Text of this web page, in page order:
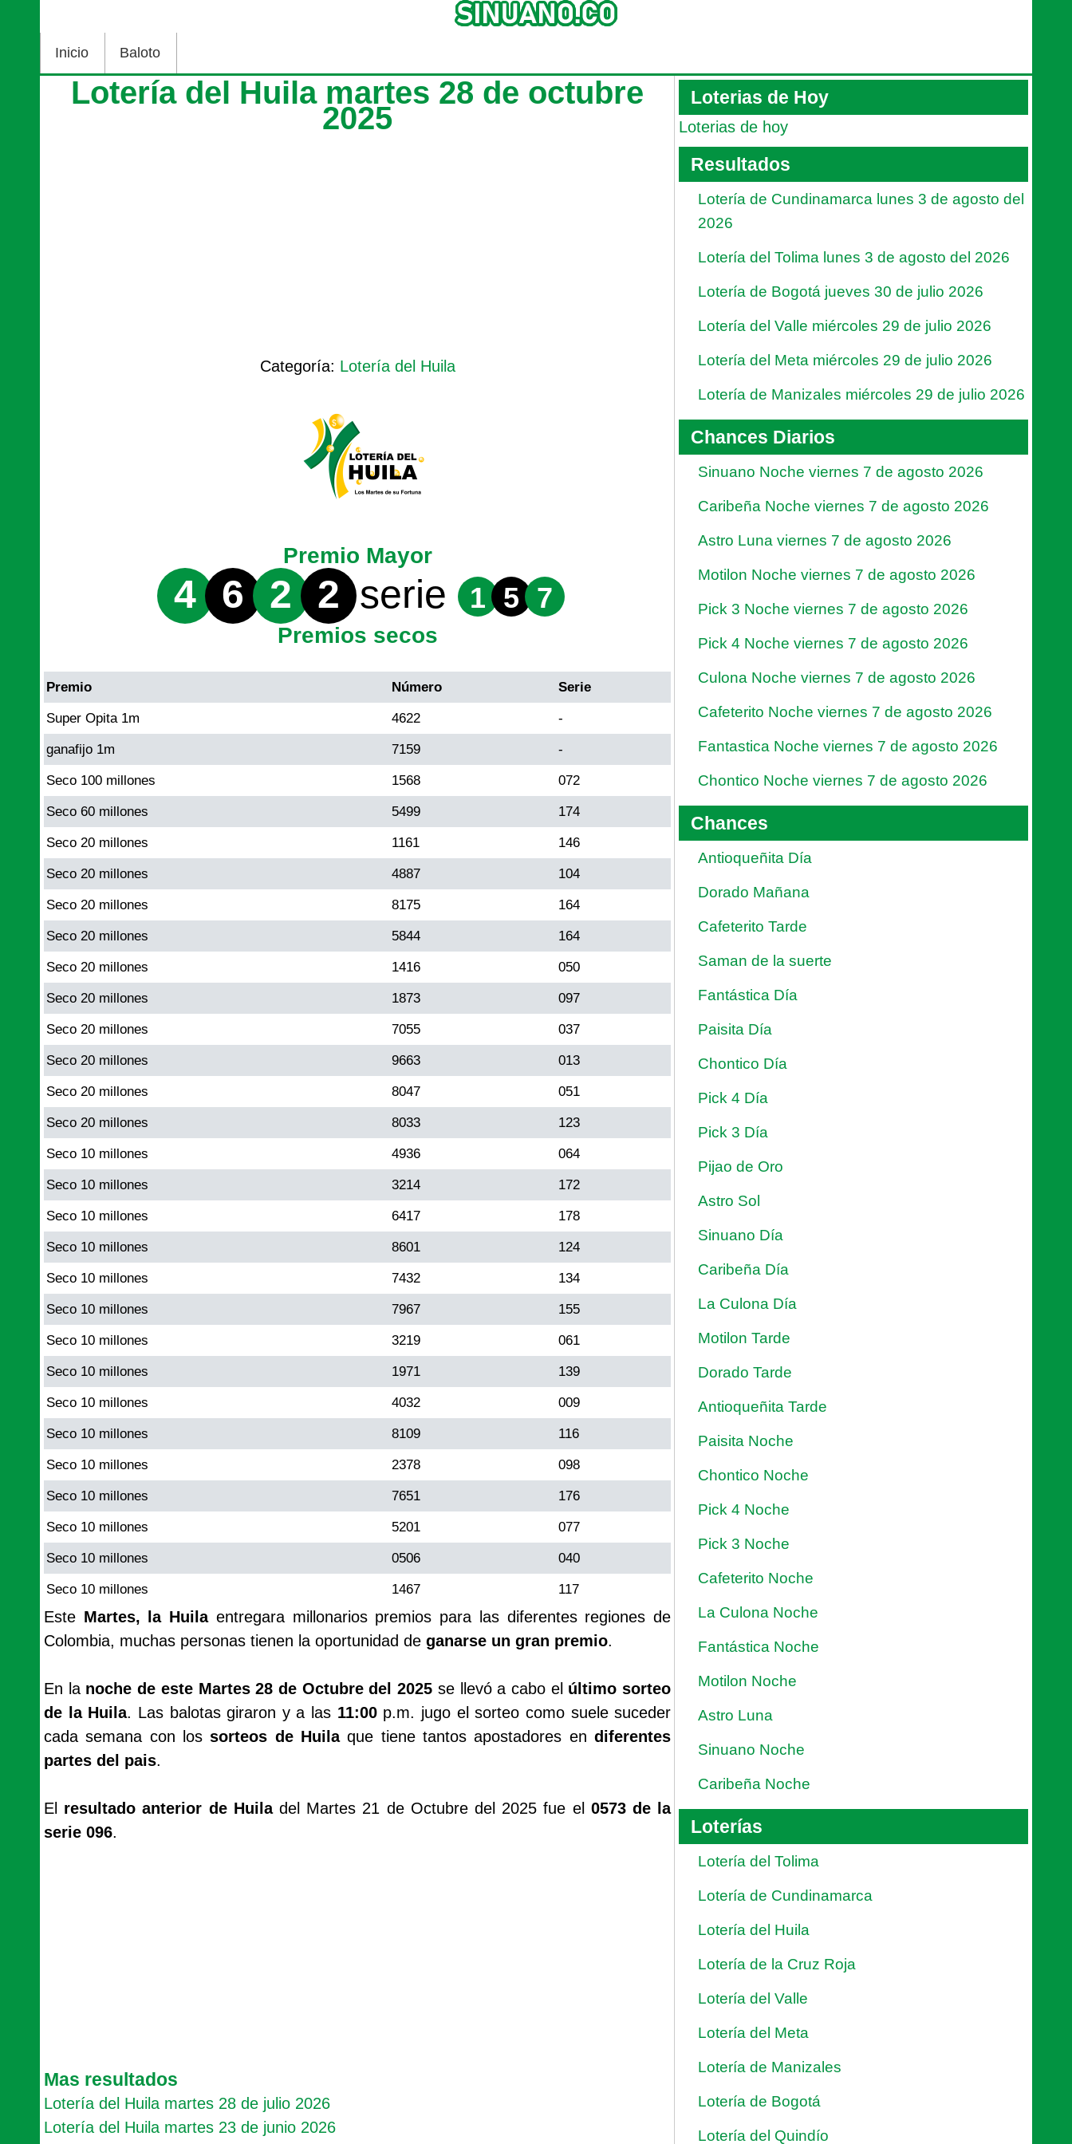
Inicio Baloto
Lotería del Huila martes 28 de octubre
2025
Categoría: Lotería del Huila
Premio Mayor
4 6 2 2 serie 1 5 7
Premios secos
Premio Número Serie
Super Opita 1m 4622 -
ganafijo 1m 7159 -
Seco 100 millones 1568 072
Seco 60 millones 5499 174
Seco 20 millones 1161 146
Seco 20 millones 4887 104
Seco 20 millones 8175 164
Seco 20 millones 5844 164
Seco 20 millones 1416 050
Seco 20 millones 1873 097
Seco 20 millones 7055 037
Seco 20 millones 9663 013
Seco 20 millones 8047 051
Seco 20 millones 8033 123
Seco 10 millones 4936 064
Seco 10 millones 3214 172
Seco 10 millones 6417 178
Seco 10 millones 8601 124
Seco 10 millones 7432 134
Seco 10 millones 7967 155
Seco 10 millones 3219 061
Seco 10 millones 1971 139
Seco 10 millones 4032 009
Seco 10 millones 8109 116
Seco 10 millones 2378 098
Seco 10 millones 7651 176
Seco 10 millones 5201 077
Seco 10 millones 0506 040
Seco 10 millones 1467 117
Este Martes, la Huila entregara millonarios premios para las diferentes regiones de
Colombia, muchas personas tienen la oportunidad de ganarse un gran premio.
En la noche de este Martes 28 de Octubre del 2025 se llevó a cabo el último sorteo
de la Huila. Las balotas giraron y a las 11:00p.m. jugo el sorteo como suele suceder
cada semana con lossorteos de Huilaque tiene tantos apostadores endiferentes
partes del pais.
El resultado anterior de Huiladel Martes 21 de Octubre del 2025 fue el 0573 de la
serie 096.
Mas resultados
Lotería del Huila martes 28 de julio 2026
Lotería del Huila martes 23 de junio 2026
Loterias de Hoy
Loterias de hoy
Resultados
Lotería de Cundinamarca lunes 3 de agosto del
2026
Lotería del Tolima lunes 3 de agosto del 2026
Lotería de Bogotá jueves 30 de julio 2026
Lotería del Valle miércoles 29 de julio 2026
Lotería del Meta miércoles 29 de julio 2026
Lotería de Manizales miércoles 29 de julio 2026
Chances Diarios
Sinuano Noche viernes 7 de agosto 2026
Caribeña Noche viernes 7 de agosto 2026
Astro Luna viernes 7 de agosto 2026
Motilon Noche viernes 7 de agosto 2026
Pick 3 Noche viernes 7 de agosto 2026
Pick 4 Noche viernes 7 de agosto 2026
Culona Noche viernes 7 de agosto 2026
Cafeterito Noche viernes 7 de agosto 2026
Fantastica Noche viernes 7 de agosto 2026
Chontico Noche viernes 7 de agosto 2026
Chances
Antioqueñita Día
Dorado Mañana
Cafeterito Tarde
Saman de la suerte
Fantástica Día
Paisita Día
Chontico Día
Pick 4 Día
Pick 3 Día
Pijao de Oro
Astro Sol
Sinuano Día
Caribeña Día
La Culona Día
Motilon Tarde
Dorado Tarde
Antioqueñita Tarde
Paisita Noche
Chontico Noche
Pick 4 Noche
Pick 3 Noche
Cafeterito Noche
La Culona Noche
Fantástica Noche
Motilon Noche
Astro Luna
Sinuano Noche
Caribeña Noche
Loterías
Lotería del Tolima
Lotería de Cundinamarca
Lotería del Huila
Lotería de la Cruz Roja
Lotería del Valle
Lotería del Meta
Lotería de Manizales
Lotería de Bogotá
Lotería del Quindío